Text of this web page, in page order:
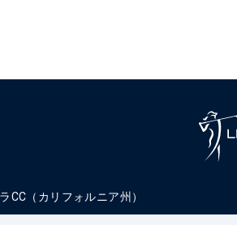
CC（カリフォルニア州）